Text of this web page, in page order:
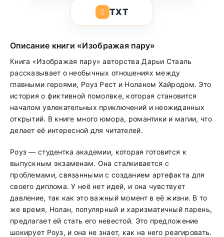
TXT
Описание книги «Изображая пару»
Книга «Изображая пару» авторства Дарьи Стааль
рассказывает о необычных отношениях между
главными героями, Роуз Рест и Ноланом Хайродом. Это
история о фиктивной помолвке, которая становится
началом увлекательных приключений и неожиданных
открытий. В книге много юмора, романтики и магии, что
делает её интересной для читателей.
Роуз — студентка академии, которая готовится к
выпускным экзаменам. Она сталкивается с
проблемами, связанными с созданием артефакта для
своего диплома. У неё нет идей, и она чувствует
давление, так как это важный момент в её жизни. В то
же время, Нолан, популярный и харизматичный парень,
предлагает ей стать его невестой. Это предложение
шокирует Роуз, и она не знает, как на него реагировать.